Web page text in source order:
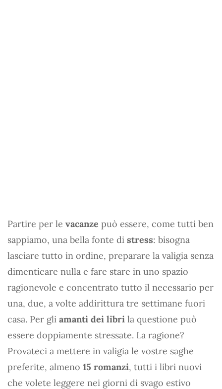
Partire per le vacanze può essere, come tutti ben
sappiamo, una bella fonte di stress: bisogna
lasciare tutto in ordine, preparare la valigia senza
dimenticare nulla e fare stare in uno spazio
ragionevole e concentrato tutto il necessario per
una, due, a volte addirittura tre settimane fuori
casa. Per gli amanti dei libri la questione può
essere doppiamente stressate. La ragione?
Provateci a mettere in valigia le vostre saghe
preferite, almeno 15 romanzi, tutti i libri nuovi
che volete leggere nei giorni di svago estivo